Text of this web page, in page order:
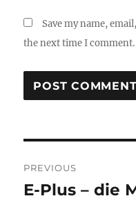
Save my name,
the next time I comment.
navigation
PREVIOUS
Previous
E-Plus – die